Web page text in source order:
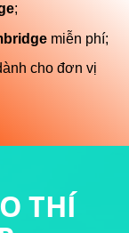
;
miễn phí;
cho đơn vị
THÍ